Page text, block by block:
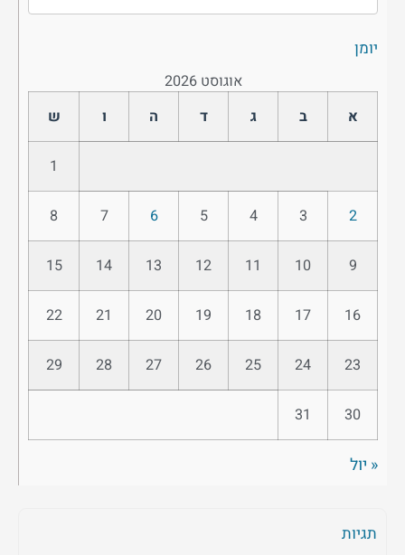
יומן
אוגוסט 2026
א
ב ג ד ה ו ש
1
2
3
4
5
6
7
8
9
10
11
12
13
14
15
16
17
18
19
20
21
22
23
24
25
26
27
28
29
30
31
« יול
תגיות